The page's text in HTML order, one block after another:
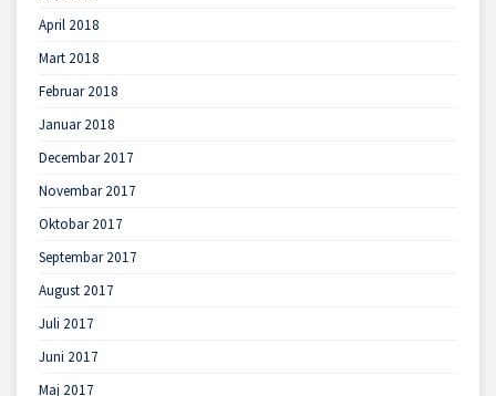
April 2018
Mart 2018
Februar 2018
Januar 2018
Decembar 2017
Novembar 2017
Oktobar 2017
Septembar 2017
August 2017
Juli 2017
Juni 2017
Maj 2017